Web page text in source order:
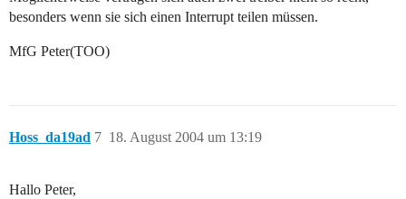
besonders wenn sie sich einen Interrupt teilen müssen.
MfG Peter(TOO)
Hoss_da19ad 18. August 2004 um 13:19
7
Hallo Peter,